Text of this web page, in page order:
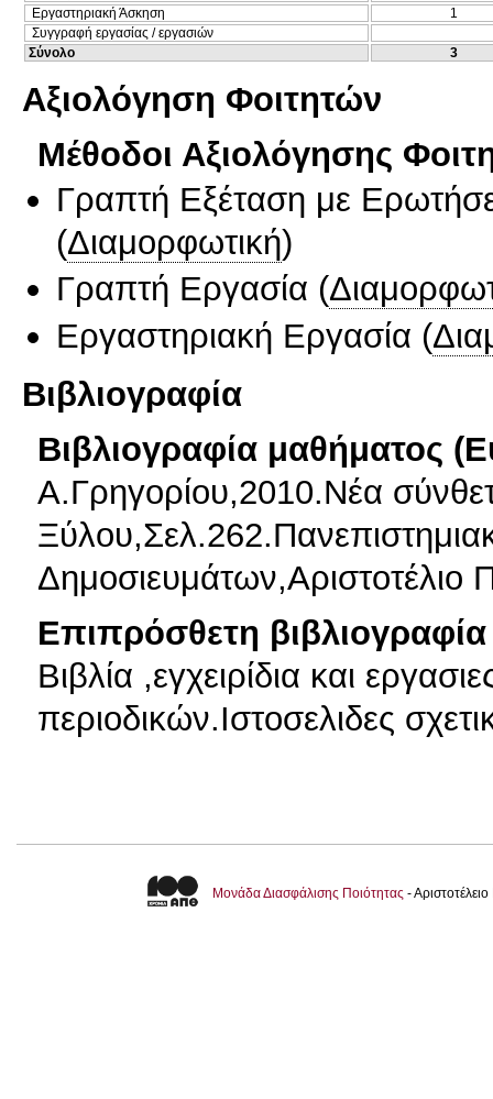
Εργαστηριακή Άσκηση
1
Συγγραφή εργασίας / εργασιών
Σύνολο
3
Αξιολόγηση Φοιτητών
Μέθοδοι Αξιολόγησης
Γραπτή Εξέταση με
(Διαμορφωτική)
Γραπτή Εργασία (
Εργαστηριακή Εργασία (
Βιβλιογραφία
Βιβλιογραφία μαθήματος
Α.Γρηγορίου,2010.Νέα
Δημοσιευμάτων,Αριστοτέλιο
Επιπρόσθετη βιβλιογραφία
Βιβλία ,εγχειρίδια και
περιοδικών.Ιστοσελιδες
Μονάδα Διασφάλισης Ποιότητας -